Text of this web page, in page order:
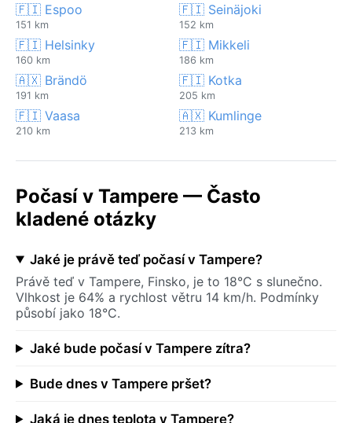
🇫🇮 Espoo
151 km
🇫🇮 Seinäjoki
152 km
🇫🇮 Helsinky
160 km
🇫🇮 Mikkeli
186 km
🇦🇽 Brändö
191 km
🇫🇮 Kotka
205 km
🇫🇮 Vaasa
210 km
🇦🇽 Kumlinge
213 km
Počasí v Tampere — Často
kladené otázky
Jaké je právě teď počasí v Tampere?
Právě teď v Tampere, Finsko, je to 18°C s slunečno.
Vlhkost je 64% a rychlost větru 14 km/h. Podmínky
působí jako 18°C.
Jaké bude počasí v Tampere zítra?
Bude dnes v Tampere pršet?
Jaká je dnes teplota v Tampere?